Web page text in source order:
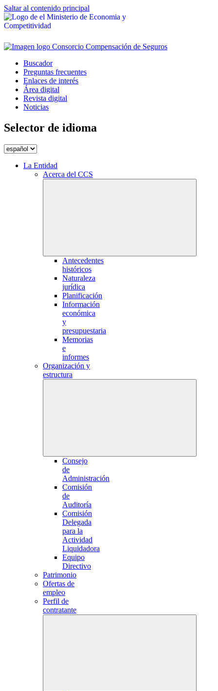
Saltar al contenido principal
Buscador
Preguntas frecuentes
Enlaces de interés
Área digital
Revista digital
Noticias
Selector de idioma
La Entidad
Acerca del CCS
Antecedentes
históricos
Naturaleza
jurídica
Planificación
Información
económica
y
presupuestaria
Memorias
e
informes
Organización y
estructura
Consejo
de
Administración
Comisión
de
Auditoría
Comisión
Delegada
para la
Actividad
Liquidadora
Equipo
Directivo
Patrimonio
Ofertas de
empleo
Perfil de
contratante